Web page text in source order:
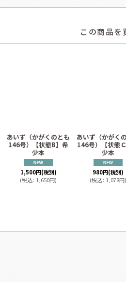
この商品を
あいず（かがくのとも
146号）【状態B】希
少本
1,500円(税別)
(税込: 1,650円)
あいず（かがく
146号）【状態
少本
980円(税別)
(税込: 1,078円)